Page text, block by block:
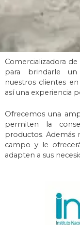
Comercializadora
para brindarle
nuestros clientes
así una experiencia
Ofrecemos una
permiten la
productos. Además
campo y le
adapten a sus